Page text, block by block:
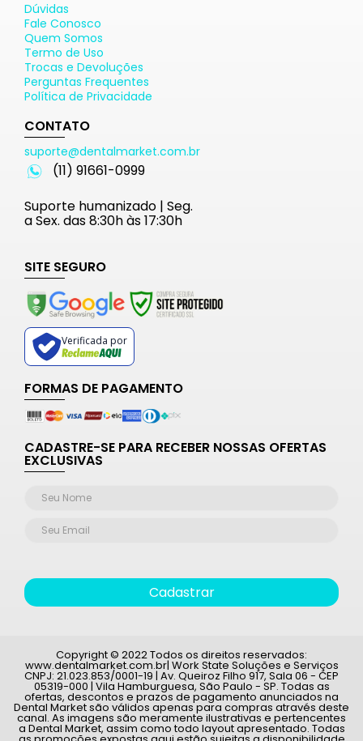
Dúvidas
Fale Conosco
Quem Somos
Termo de Uso
Trocas e Devoluções
Perguntas Frequentes
Política de Privacidade
CONTATO
suporte@dentalmarket.com.br
(11) 91661-0999
Suporte humanizado | Seg.
a Sex. das 8:30h às 17:30h
SITE SEGURO
Verificada por
FORMAS DE PAGAMENTO
CADASTRE-SE PARA RECEBER NOSSAS OFERTAS
EXCLUSIVAS
Cadastrar
Copyright © 2022 Todos os direitos reservados:
www.dentalmarket.com.br| Work State Soluções e Serviços
CNPJ: 21.023.853/0001-19 | Av. Queiroz Filho 917, Sala 06 - CEP
05319-000 | Vila Hamburguesa, São Paulo - SP. Todas as
ofertas, descontos e prazos de pagamento anunciados na
Dental Market são válidos apenas para compras através deste
canal. As imagens são meramente ilustrativas e pertencentes
a Dental Market, assim como todo layout apresentado. Todas